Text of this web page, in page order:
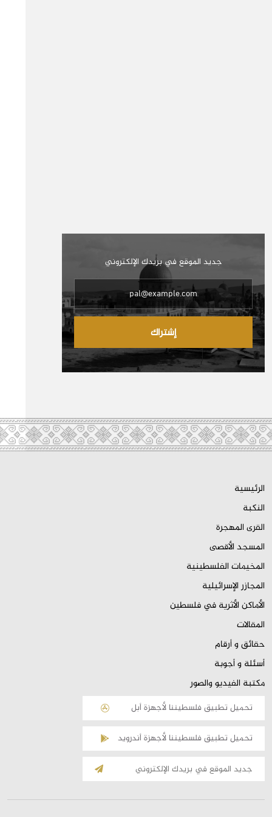
جديد الموقع في بريدك الإلكتروني
إشتراك
الرئيسية
النكبة
القرى المهجرة
المسجد الأقصى
المخيمات الفلسطينية
المجازر الإسرائيلية
الأماكن الأثرية في فلسطين
المقالات
حقائق و أرقام
أسئلة و أجوبة
مكتبة الفيديو والصور
تحميل تطبيق فلسطيننا لأجهزة أبل
تحميل تطبيق فلسطيننا لأجهزة أندرويد